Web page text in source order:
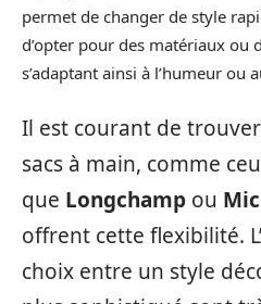
permet de changer de style
d’opter pour des matériaux ou
s’adaptant ainsi à l’humeur ou
Il est courant de
sacs à main, comme
que Longchamp ou
offrent cette flexibilité.
choix entre un style